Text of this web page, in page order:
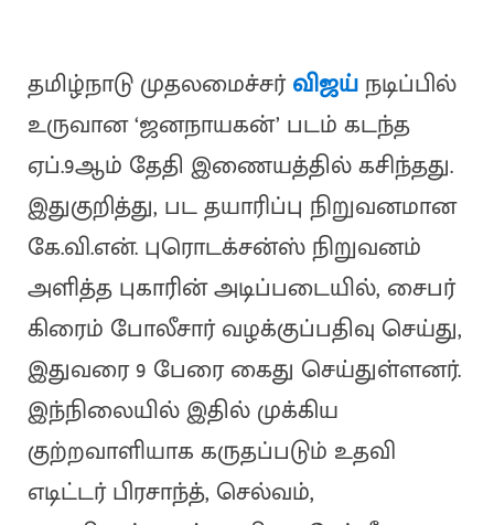
தமிழ்நாடு முதலமைச்சர்விஜய்நடிப்பில்
உருவான ‘ஜனநாயகன்’ படம் கடந்த
ஏப்.9ஆம் தேதி இணையத்தில் கசிந்தது.
இதுகுறித்து, பட தயாரிப்பு நிறுவனமான
கே.வி.என். புரொடக்சன்ஸ் நிறுவனம்
அளித்த புகாரின் அடிப்படையில், சைபர்
கிரைம் போலீசார் வழக்குப்பதிவு செய்து,
இதுவரை 9 பேரை கைது செய்துள்ளனர்.
இந்நிலையில் இதில் முக்கிய
குற்றவாளியாக கருதப்படும் உதவி
எடிட்டர் பிரசாந்த், செல்வம்,